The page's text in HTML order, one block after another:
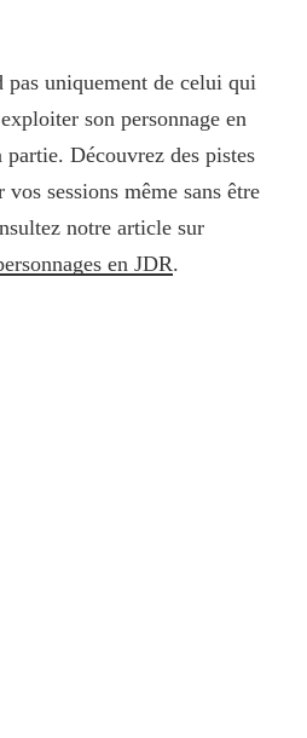
pas uniquement de celui qui
son personnage en
Découvrez des pistes
sessions même sans être
notre article sur
en JDR.